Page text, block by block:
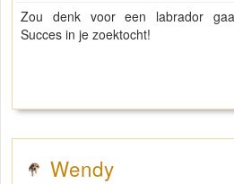
Zou denk voor een labrador
Succes in je zoektocht!
Wendy